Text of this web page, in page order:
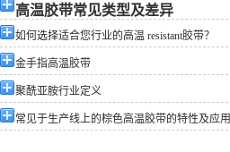
高温胶带常见类型及差异
如何选择适合您行业的高温 resistant胶带？
金手指高温胶带
聚酰亚胺行业定义
常见于生产线上的棕色高温胶带的特性及应用